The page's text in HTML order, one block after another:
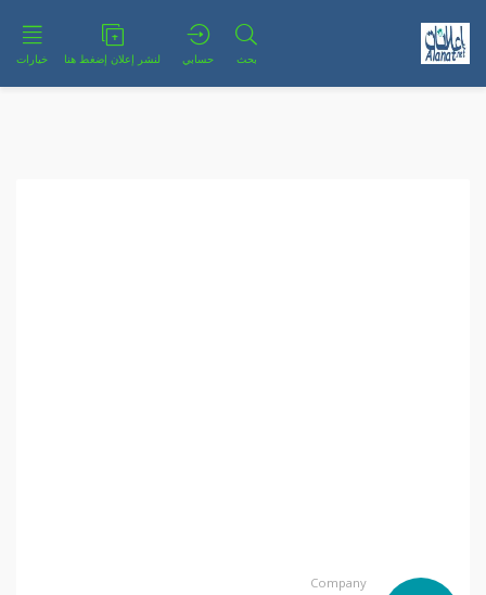
بحث حسابي لنشر إعلان إضغط هنا خيارات
Company